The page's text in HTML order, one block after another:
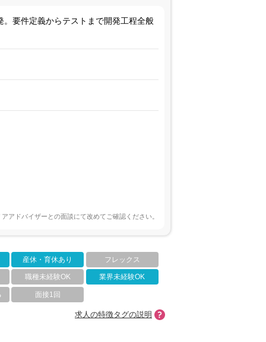
要件定義からテストまで開発工程全般
アドバイザーとの面談にて改めてご確認ください。
産休・育休あり フレックス
職種未経験OK 業界未経験OK
面接1回
求人の特徴タグの説明